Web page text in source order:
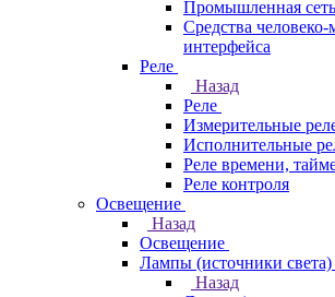
Промышленная сеть
Средства
интерфейса
Реле
Назад
Реле
Измерительные
Исполнительные
Реле времени,
Реле контроля
Освещение
Назад
Освещение
Лампы (источники света)
Назад